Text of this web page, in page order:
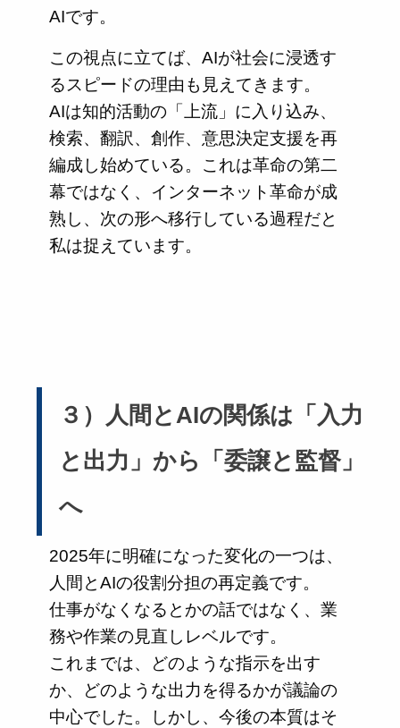
AIです。
この視点に立てば、AIが社会に浸透す
るスピードの理由も見えてきます。
AIは知的活動の「上流」に入り込み、
検索、翻訳、創作、意思決定支援を再
編成し始めている。これは革命の第二
幕ではなく、インターネット革命が成
熟し、次の形へ移行している過程だと
私は捉えています。
３）人間とAIの関係は「入力
と出力」から「委譲と監督」
へ
2025年に明確になった変化の一つは、
人間とAIの役割分担の再定義です。
仕事がなくなるとかの話ではなく、業
務や作業の見直しレベルです。
これまでは、どのような指示を出す
か、どのような出力を得るかが議論の
中心でした。しかし、今後の本質はそ